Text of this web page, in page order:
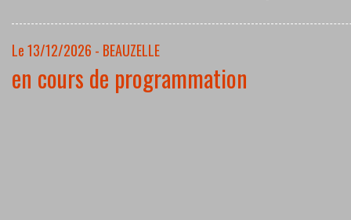
Le 13/12/2026 - BEAUZELLE
en cours de programmation